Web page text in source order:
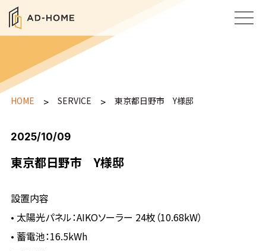
HOME > SERVICE > 東京都日野市 Y様邸
2025/10/09
東京都日野市 Y様邸
設置内容
• 太陽光パネル：AIKOソーラー 24枚（10.68kW）
• 蓄電池：16.5kWh